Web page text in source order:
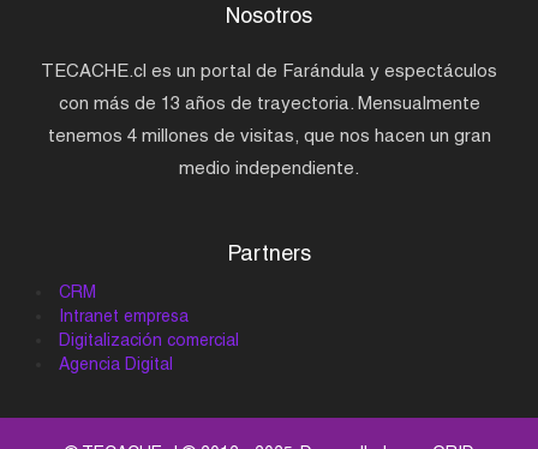
Nosotros
TECACHE.cl es un portal de Farándula y espectáculos
con más de 13 años de trayectoria. Mensualmente
tenemos 4 millones de visitas, que nos hacen un gran
medio independiente.
Partners
CRM
Intranet empresa
Digitalización comercial
Agencia Digital